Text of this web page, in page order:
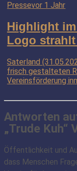
Pressevor 1 Jahr
Highlight im
Logo
Saterland
frisch gestalteten
Vereinsförderung
Antworten
„Trude Kuh“
Öffentlichkeit und
dass Menschen